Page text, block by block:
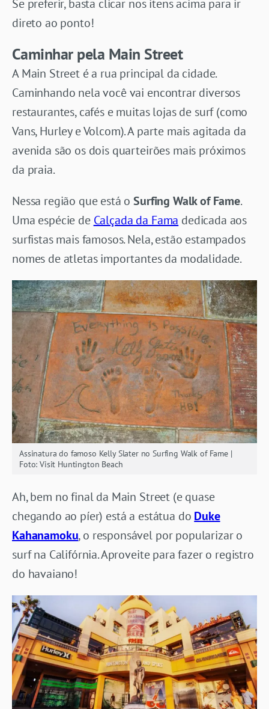
Se preferir, basta clicar nos itens acima para ir
direto ao ponto!
Caminhar pela Main Street
A Main Street é a rua principal da cidade.
Caminhando nela você vai encontrar diversos
restaurantes, cafés e muitas lojas de surf (como
Vans, Hurley e Volcom). A parte mais agitada da
avenida são os dois quarteirões mais próximos
da praia.
Nessa região que está oSurfing Walk of Fame.
Uma espécie de Calçada da Fama dedicada aos
surfistas mais famosos. Nela, estão estampados
nomes de atletas importantes da modalidade.
Assinatura do famoso Kelly Slater no Surfing Walk of Fame |
Foto: Visit Huntington Beach
Ah, bem no final da Main Street (e quase
chegando ao píer) está a estátua do Duke
Kahanamoku, o responsável por popularizar o
surf na Califórnia. Aproveite para fazer o registro
do havaiano!